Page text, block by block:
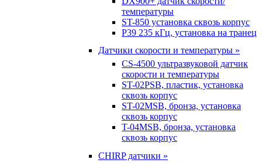
температуры
ST-850 установка сквозь корпус
P39 235 кГц, установка на транец
Датчики скорости и температуры »
CS-4500 ультразвуковой датчик
скорости и температуры
ST-02PSB, пластик, установка
сквозь корпус
ST-02MSB, бронза, установка
сквозь корпус
T-04MSB, бронза, установка
сквозь корпус
CHIRP датчики »